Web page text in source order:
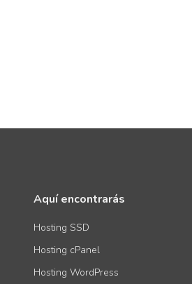
Aquí encontrarás
Hosting SSD
Hosting cPanel
Hosting WordPress